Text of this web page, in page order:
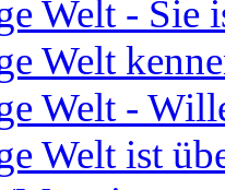
Welt - Sie
Welt
Welt -
Welt ist